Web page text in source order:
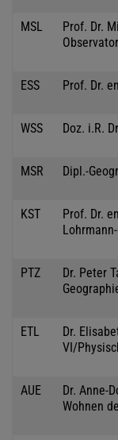
MSL
Prof. Dr.
ESS Prof. Dr.
WSS Doz. i.R.
MSR Dipl.-
KST
Prof. Dr.
PTZ
Dr. Peter
ETL
Dr.
VI/
AUE
Dr. Anne-
Wohnen